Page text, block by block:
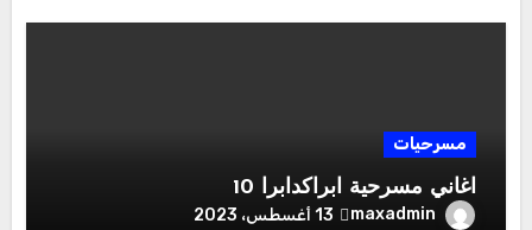
مسرحيات
اغاني مسرحية ابراكدابرا 10
maxadmin 13 أغسطس، 2023